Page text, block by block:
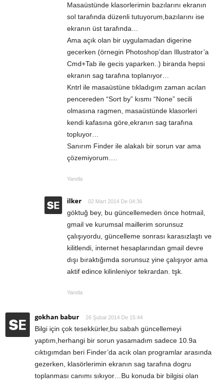
Masaüstünde klasorlerimin bazılarını ekranın
sol tarafında düzenli tutuyorum,bazılarını ise
ekranın üst tarafında…
Ama açık olan bir uygulamadan digerine
gecerken (örnegin Photoshop’dan Illustrator’a
Cmd+Tab ile gecis yaparken..) biranda hepsi
ekranın sag tarafına toplanıyor…
Kntrl ile masaüstüne tıkladıgım zaman acılan
pencereden “Sort by” kısmı “None” secili
olmasına ragmen, masaüstünde klasorleri
kendi kafasına göre,ekranın sag tarafına
topluyor…
Sanırım Finder ile alakalı bir sorun var ama
çözemiyorum….
Yanıtla
ilker 02 Mart 2014 De 04:36
göktuğ bey, bu güncellemeden önce hotmail,
gmail ve kurumsal maillerim sorunsuz
çalışıyordu, güncelleme sonrası karasızlaştı ve
kilitlendi, internet hesaplarından gmail devre
dışı bıraktığımda sorunsuz yine çalışıyor ama
aktif edince kilinleniyor tekrardan. tşk.
Yanıtla
gokhan babur 26 Şubat 2014 De 15:44
Bilgi için çok tesekkürler,bu sabah güncellemeyi
yaptım,herhangi bir sorun yasamadım sadece 10.9a
cıktıgımdan beri Finder’da acık olan programlar arasında
gezerken, klasörlerimin ekranın sag tarafına dogru
toplanması canımı sıkıyor…Bu konuda bir bilgisi olan